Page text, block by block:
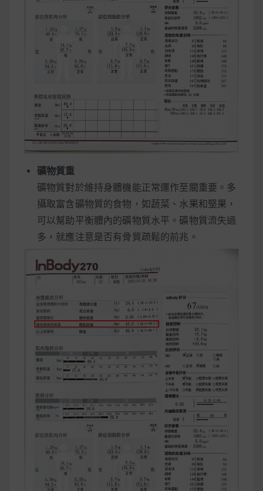
礦物質重
礦物質對於維持身體機能正常運作至關重要。多
攝取富含礦物質的食物，如蔬菜、水果和堅果，
可以幫助平衡體內的礦物質水平。礦物質流失過
多，就應注意是否有骨質疏鬆的前兆。